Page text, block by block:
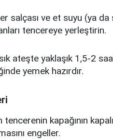
salçası ve et suyu (ya da
tencereye yerleştirin.
ateşte yaklaşık 1,5-2
yemek hazırdır.
tencerenin kapağının
engeller.